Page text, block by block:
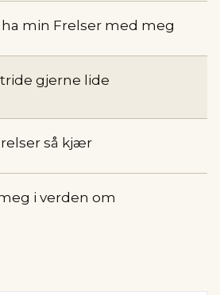
min Frelser med meg
gjerne lide
så kjær
i verden om